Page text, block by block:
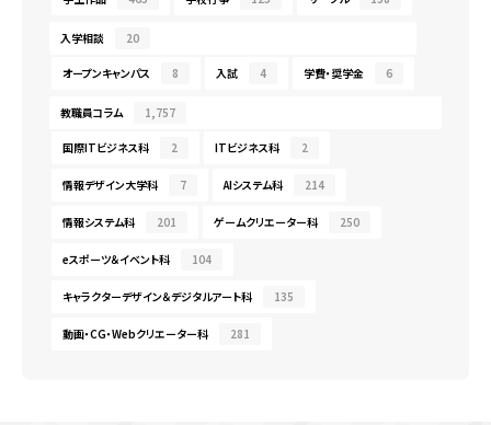
入学相談 20
オープンキャンパス 8 入試 4 学費・奨学金 6
教職員コラム 1,757
国際ITビジネス科 2 ITビジネス科 2
情報デザイン大学科 7 AIシステム科 214
情報システム科 201 ゲームクリエーター科 250
eスポーツ＆イベント科 104
キャラクターデザイン＆デジタルアート科 135
動画・CG・Webクリエーター科 281